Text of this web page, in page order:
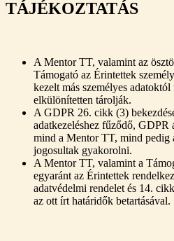
TÁJÉKOZTATÁS
A Mentor TT, valamint az
Támogató az Érintettek
kezelt más személyes
elkülönítetten tárolják.
A GDPR 26. cikk (3)
adatkezeléshez fűződő, GDPR
mind a Mentor TT, mind pedig
jogosultak gyakorolni.
A Mentor TT, valamint a
egyaránt az Érintettek
adatvédelmi rendelet és 14.
az ott írt határidők betartásával.